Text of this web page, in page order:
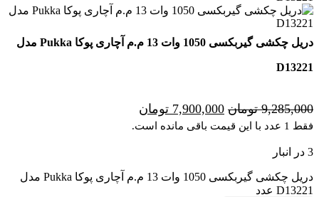
دریل چکشی گیربکسی 1050 وات 13 م.م آچاری پوکا Pukka مدل
D13221
9,285,000 تومان 7,900,000 تومان
فقط 1 عدد با این قیمت باقی مانده است.
3 در انبار
دریل چکشی گیربکسی 1050 وات 13 م.م آچاری پوکا Pukka مدل
D13221 عدد